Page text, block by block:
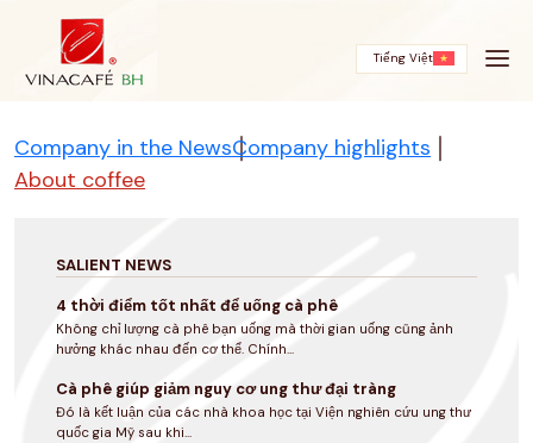
Tiếng Việt
Company in the NewsCompany highlights
About coffee
SALIENT NEWS
4 thời điểm tốt nhất để uống cà phê
Không chỉ lượng cà phê bạn uống mà thời gian uống cũng ảnh
hưởng khác nhau đến cơ thể. Chính...
Cà phê giúp giảm nguy cơ ung thư đại tràng
Đó là kết luận của các nhà khoa học tại Viện nghiên cứu ung thư
quốc gia Mỹ sau khi...